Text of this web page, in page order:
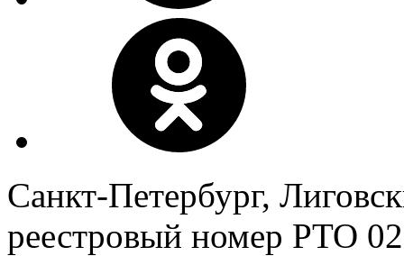
Санкт-Петербург,
реестровый номер РТО